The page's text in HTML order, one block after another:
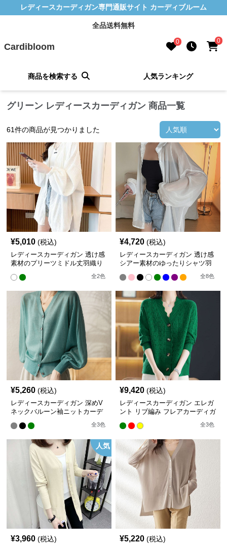
レディースカーディガン専門通販サイト カーディブルーム
全品送料無料
Cardibloom 0 0
商品を検索する 人気ランキング
グリーン レディースカーディガン 商品一覧
61件の商品が見つかりました
¥5,010 (税込)
レディースカーディガン 透け感
素材のプリーツミドル丈羽織り
全2色
¥4,720 (税込)
レディースカーディガン 透け感
シアー素材のゆったりシャツ羽
全8色
¥5,260 (税込)
レディースカーディガン 深めV
ネックバルーン袖ニットカーデ
全3色
¥9,420 (税込)
レディースカーディガン エレガ
ント リブ編み フレアカーディガ
全3色
人気
¥3,960 (税込) ¥5,220 (税込)